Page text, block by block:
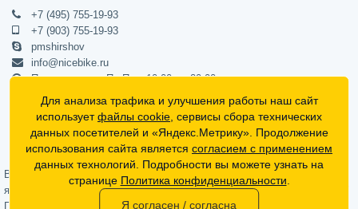
+7 (495) 755-19-93
+7 (903) 755-19-93
pmshirshov
info@nicebike.ru
Прием звонков Пн-Пт с 10:00 до 20:00
ПВЗ Пн-Пт с 10:00 до 20:00
г. Москва, ул. Барклая 13с1
подъезд 1, цокольный этаж, офис 1
Официальный интернет-магазин NiceBike © 2012 - 2026
Вся информация на сайте носит ознакомительный характер, не
является публичной офертой (определяемой положениями Статьи 437
Гражданского кодекса РФ) и не может в полной мере передавать
Для анализа трафика и улучшения работы наш сайт
используетфайлы cookie , сервисы сбора технических
данных посетителей и «Яндекс.Метрику». Продолжение
использования сайта является согласием с применением
данных технологий. Подробности вы можете узнать на
странице Политика конфиденциальности
Я согласен / согласна